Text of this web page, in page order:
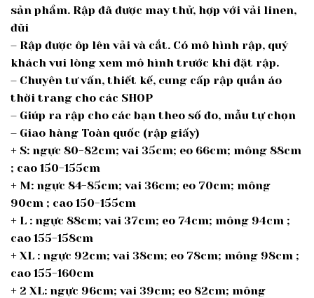
sản phẩm. Rập đã được may thử, hợp với vải linen,
đũi
– Rập được ôp lên vải và cắt. Có mô hình rập, quý
khách vui lòng xem mô hình trước khi đặt rập.
– Chuyên tư vấn, thiết kế, cung cấp rập quần áo
thời trang cho các SHOP
– Giúp ra rập cho các bạn theo số đo, mẫu tự chọn
– Giao hàng Toàn quốc (rập giấy)
+ S: ngực 80-82cm; vai 35cm; eo 66cm; mông 88cm
; cao 150-155cm
+ M: ngực 84-85cm; vai 36cm; eo 70cm; mông
90cm ; cao 150-155cm
+ L : ngực 88cm; vai 37cm; eo 74cm; mông 94cm ;
cao 155-158cm
+ XL : ngực 92cm; vai 38cm; eo 78cm; mông 98cm ;
cao 155-160cm
+ 2 XL: ngực 96cm; vai 39cm; eo 82cm; mông